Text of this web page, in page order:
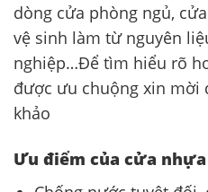
dòng cửa phòng ngủ,
vệ sinh làm từ nguyên
nghiệp…Để tìm hiểu rõ
được ưu chuộng xin mời
khảo
Ưu điểm của cửa